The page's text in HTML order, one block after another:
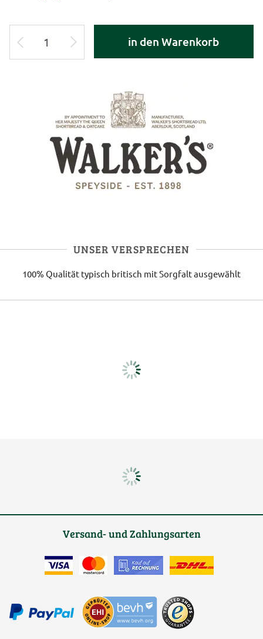
in den Warenkorb
UNSER VERSPRECHEN
100% Qualität typisch britisch mit Sorgfalt ausgewählt
Versand- und Zahlungsarten